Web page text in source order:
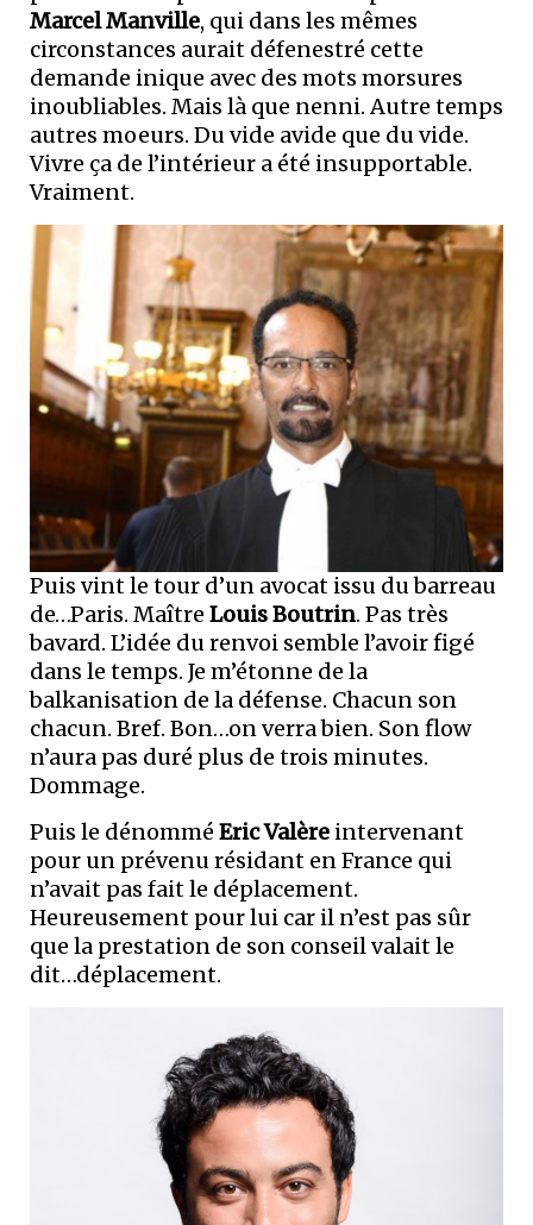
Marcel Manville, qui dans les mêmes
circonstances aurait défenestré cette
demande inique avec des mots morsures
inoubliables. Mais là que nenni. Autre temps
autres moeurs. Du vide avide que du vide.
Vivre ça de l’intérieur a été insupportable.
Vraiment.
Puis vint le tour d’un avocat issu du barreau
de…Paris. Maître Louis Boutrin. Pas très
bavard. L’idée du renvoi semble l’avoir figé
dans le temps. Je m’étonne de la
balkanisation de la défense. Chacun son
chacun. Bref. Bon…on verra bien. Son flow
n’aura pas duré plus de trois minutes.
Dommage.
Puis le dénommé Eric Valère intervenant
pour un prévenu résidant en France qui
n’avait pas fait le déplacement.
Heureusement pour lui car il n’est pas sûr
que la prestation de son conseil valait le
dit…déplacement.